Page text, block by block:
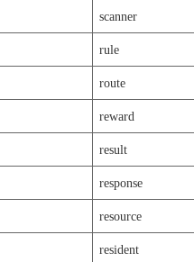
scanner
rule
route
reward
result
response
resource
resident